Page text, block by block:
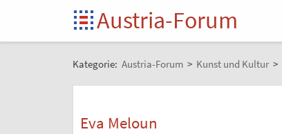
Austria-Forum
Kategorie: Austria-Forum > Kunst und Kultur >
Eva Meloun